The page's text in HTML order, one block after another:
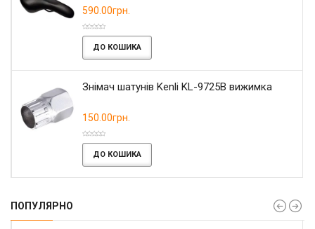
590.00грн.
ДО КОШИКА
Знімач шатунів Kenli KL-9725B вижимка
150.00грн.
ДО КОШИКА
ПОПУЛЯРНО